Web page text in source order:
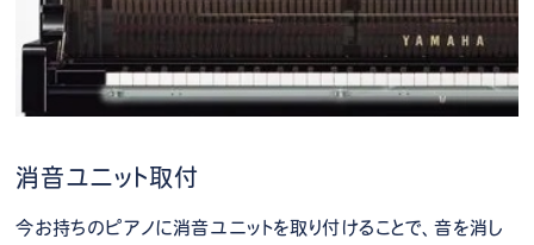
消音ユニット取付
今お持ちのピアノに消音ユニットを取り付けることで、音を消し